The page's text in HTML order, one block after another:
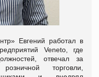
Евгений работал в
Veneto, где
отвечал за
торговли,